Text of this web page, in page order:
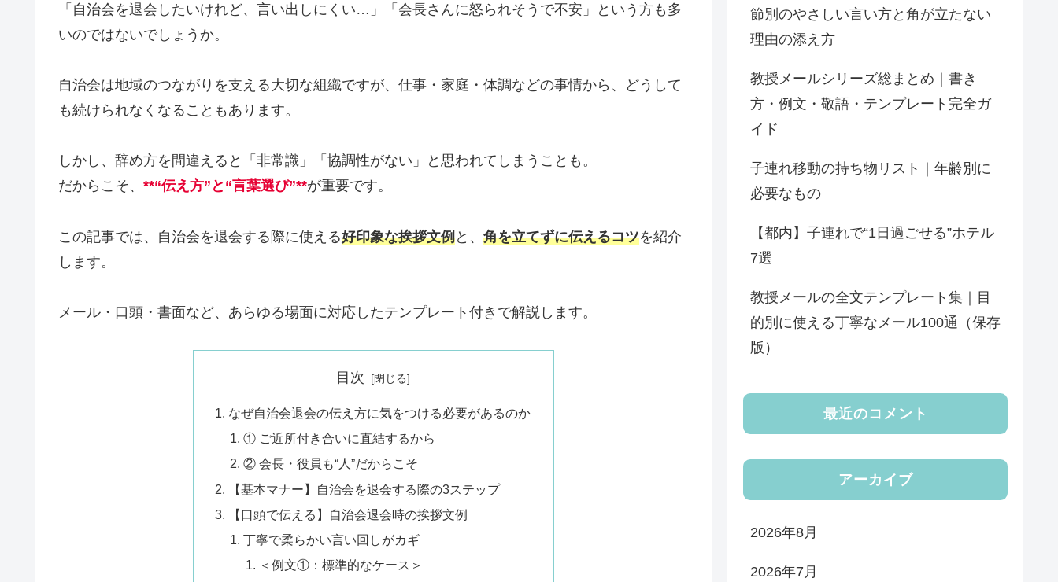
「自治会を退会したいけれど、言い出しにくい…」「会長さんに怒られそうで不安」という方も多
いのではないでしょうか。
自治会は地域のつながりを支える大切な組織ですが、仕事・家庭・体調などの事情から、どうして
も続けられなくなることもあります。
しかし、辞め方を間違えると「非常識」「協調性がない」と思われてしまうことも。
だからこそ、 **“伝え方”と“言葉選び”**が重要です。
この記事では、自治会を退会する際に使える好印象な挨拶文例と、 角を立てずに伝えるコツを紹介
します。
メール・口頭・書面など、あらゆる場面に対応したテンプレート付きで解説します。
目次
なぜ自治会退会の伝え方に気をつける必要があるのか
① ご近所付き合いに直結するから
② 会長・役員も“人”だからこそ
【基本マナー】自治会を退会する際の3ステップ
【口頭で伝える】自治会退会時の挨拶文例
丁寧で柔らかい言い回しがカギ
＜例文①：標準的なケース＞
節別のやさしい言い方と角が立たない
理由の添え方
教授メールシリーズ総まとめ｜書き
方・例文・敬語・テンプレート完全ガ
イド
子連れ移動の持ち物リスト｜年齢別に
必要なもの
【都内】子連れで“1日過ごせる”ホテル
7選
教授メールの全文テンプレート集｜目
的別に使える丁寧なメール100通（保存
版）
最近のコメント
アーカイブ
2026年8月
2026年7月